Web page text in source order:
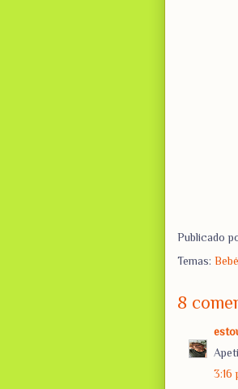
Publicado
Temas:
8
3:16